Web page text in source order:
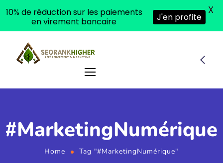
#MarketingNumérique
Home Tag "#MarketingNumérique"
10% de réduction sur les paiements
en virement bancaire
J'en profite
X